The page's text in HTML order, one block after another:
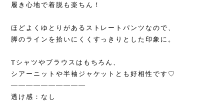
履き心地で着脱も楽ちん！
ほどよくゆとりがあるストレートパンツなので、
脚のラインを拾いにくくすっきりとした印象に。
Tシャツやブラウスはもちろん、
シアーニットや半袖ジャケットとも好相性です♡
——————————
透け感：なし